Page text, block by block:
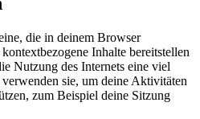
die in deinem Browser
Inhalte bereitstellen
Nutzung des Internets eine viel
sie, um deine Aktivitäten
zum Beispiel deine Sitzung